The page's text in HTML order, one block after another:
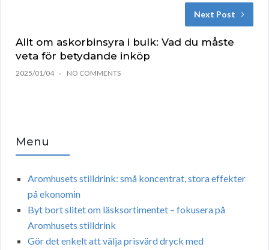
Next Post
Allt om askorbinsyra i bulk: Vad du måste
veta för betydande inköp
2025/01/04 NO COMMENTS
Menu
Aromhusets stilldrink: små koncentrat, stora effekter
på ekonomin
Byt bort slitet om läsksortimentet – fokusera på
Aromhusets stilldrink
Gör det enkelt att välja prisvärd dryck med